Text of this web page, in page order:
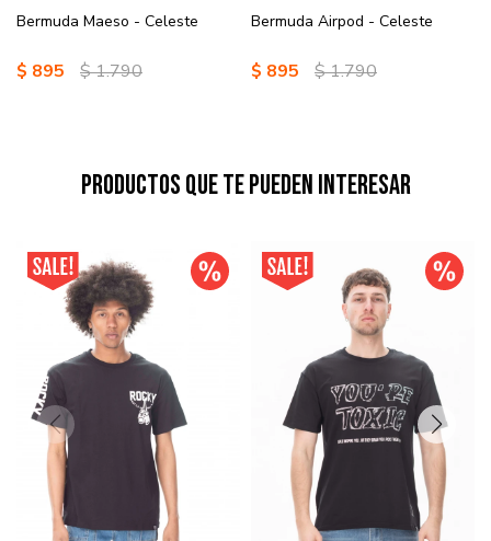
Bermuda Maeso - Celeste
$ 895 $1.790
Bermuda Airpod - Celeste
$ 895 $1.790
Productos que te pueden interesar